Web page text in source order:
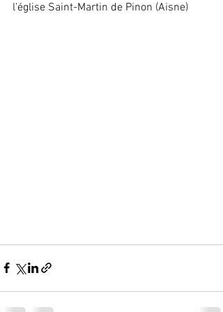
l'église Saint-Martin de Pinon (Aisne)